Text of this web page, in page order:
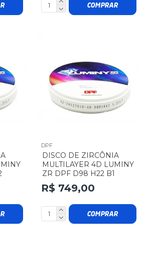
COMPRAR
DPF
DISCO DE ZIRCÔNIA
MULTILAYER 4D LUMINY
ZR DPF D98 H22 B1
R$ 749,00
COMPRAR